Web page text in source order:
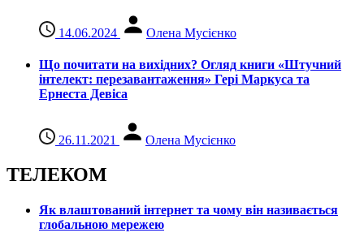
14.06.2024 Олена Мусієнко
Що почитати на вихідних? Огляд книги «Штучний
інтелект: перезавантаження» Гері Маркуса та
Ернеста Девіса
26.11.2021 Олена Мусієнко
ТЕЛЕКОМ
Як влаштований інтернет та чому він називається
глобальною мережею